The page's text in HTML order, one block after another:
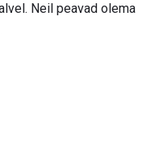
Neil peavad olema